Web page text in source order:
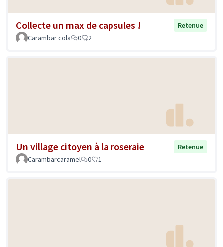
Collecte un max de capsules !
Retenue
Carambar cola
0 2
Un village citoyen à la roseraie
Retenue
Carambarcaramel
0 1